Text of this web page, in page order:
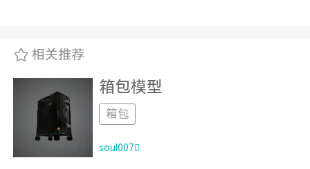
相关推荐
箱包模型
箱包
soul007